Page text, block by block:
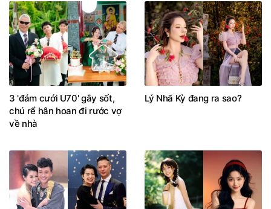
3 'đám cưới U70' gây sốt,
chú rể hân hoan đi rước vợ
về nhà
Lý Nhã Kỳ đang ra sao?